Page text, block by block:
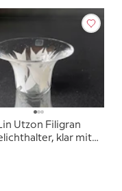
Utzon Filigran
klar mit